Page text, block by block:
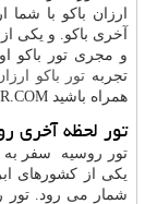
ارزان باکو با
آخری باکو. و یکی
و مجری تور باکو
تجربه تور باکو
همراه باشید
تور لحظه آخری
تور روسیه سفر به
یکی از کشورهای
شمار می رود. تور